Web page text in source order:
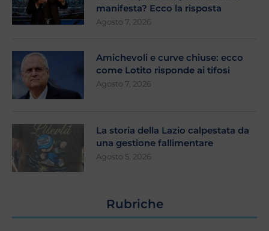
manifesta? Ecco la risposta
Agosto 7, 2026
Amichevoli e curve chiuse: ecco
come Lotito risponde ai tifosi
Agosto 7, 2026
La storia della Lazio calpestata da
una gestione fallimentare
Agosto 5, 2026
Rubriche